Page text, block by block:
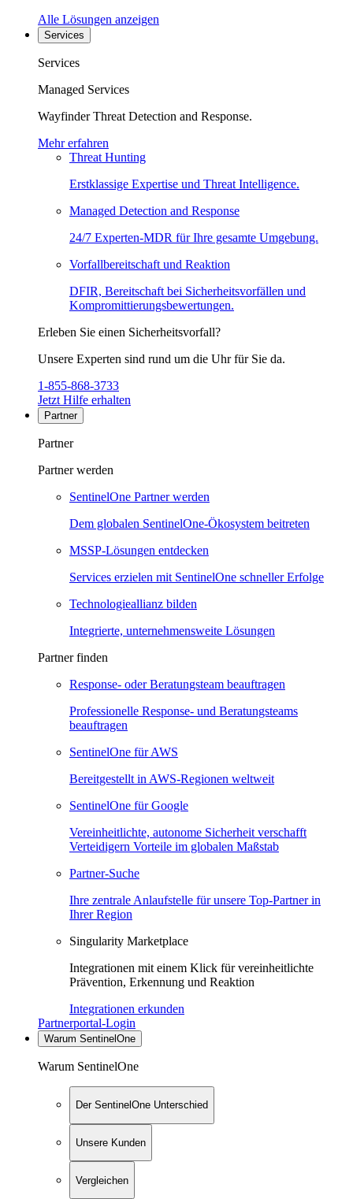
Alle Lösungen anzeigen
Services
Services
Managed Services
Wayfinder Threat Detection and Response.
Mehr erfahren
Threat Hunting
Erstklassige Expertise und Threat Intelligence.
Managed Detection and Response
24/7 Experten-MDR für Ihre gesamte Umgebung.
Vorfallbereitschaft und Reaktion
DFIR, Bereitschaft bei Sicherheitsvorfällen und
Kompromittierungsbewertungen.
Erleben Sie einen Sicherheitsvorfall?
Unsere Experten sind rund um die Uhr für Sie da.
1-855-868-3733
Jetzt Hilfe erhalten
Partner
Partner
Partner werden
SentinelOne Partner werden
Dem globalen SentinelOne-Ökosystem beitreten
MSSP-Lösungen entdecken
Services erzielen mit SentinelOne schneller Erfolge
Technologieallianz bilden
Integrierte, unternehmensweite Lösungen
Partner finden
Response- oder Beratungsteam beauftragen
Professionelle Response- und Beratungsteams
beauftragen
SentinelOne für AWS
Bereitgestellt in AWS-Regionen weltweit
SentinelOne für Google
Vereinheitlichte, autonome Sicherheit verschafft
Verteidigern Vorteile im globalen Maßstab
Partner-Suche
Ihre zentrale Anlaufstelle für unsere Top-Partner in
Ihrer Region
Singularity Marketplace
Integrationen mit einem Klick für vereinheitlichte
Prävention, Erkennung und Reaktion
Integrationen erkunden
Partnerportal-Login
Warum SentinelOne
Warum SentinelOne
Der SentinelOne Unterschied
Unsere Kunden
Vergleichen